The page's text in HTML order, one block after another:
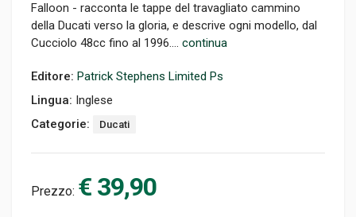
Falloon - racconta le tappe del travagliato cammino
della Ducati verso la gloria, e descrive ogni modello, dal
Cucciolo 48cc fino al 1996.... continua
Editore: Patrick Stephens Limited Ps
Lingua: Inglese
Categorie:
Ducati
Prezzo: € 39,90